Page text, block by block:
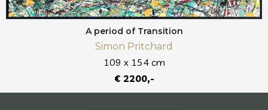
A period of Transition
Simon Pritchard
109 x 154 cm
€ 2200,-